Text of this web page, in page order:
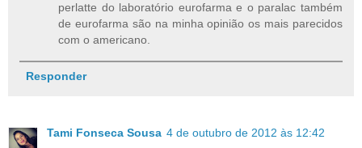
perlatte do laboratório eurofarma e o paralac também
de eurofarma são na minha opinião os mais parecidos
com o americano.
Responder
Tami Fonseca Sousa 4 de outubro de 2012 às 12:42